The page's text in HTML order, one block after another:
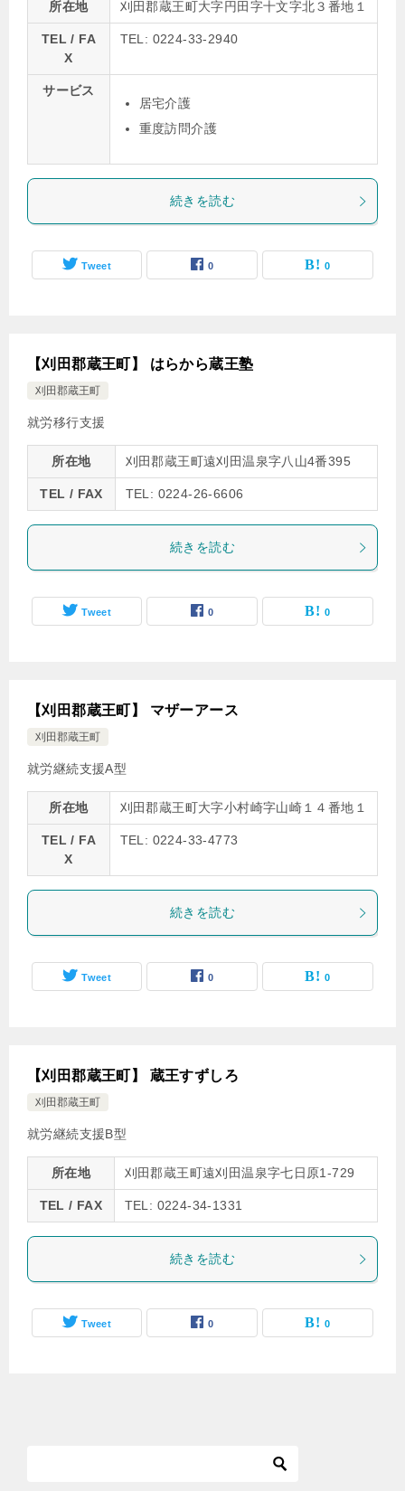
所在地 刈田郡蔵王町大字円田字十文字北３番地１
TEL / FA
X
TEL: 0224-33-2940
サービス
居宅介護
重度訪問介護
続きを読む
Tweet 0 0
【刈田郡蔵王町】 はらから蔵王塾
刈田郡蔵王町
就労移行支援
所在地 刈田郡蔵王町遠刈田温泉字八山4番395
TEL / FAX TEL: 0224-26-6606
続きを読む
Tweet 0 0
【刈田郡蔵王町】 マザーアース
刈田郡蔵王町
就労継続支援A型
所在地 刈田郡蔵王町大字小村崎字山崎１４番地１
TEL / FA
X
TEL: 0224-33-4773
続きを読む
Tweet 0 0
【刈田郡蔵王町】 蔵王すずしろ
刈田郡蔵王町
就労継続支援B型
所在地 刈田郡蔵王町遠刈田温泉字七日原1-729
TEL / FAX TEL: 0224-34-1331
続きを読む
Tweet 0 0